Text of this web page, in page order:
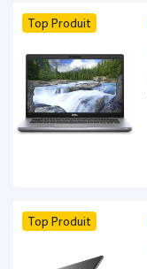
Top Produit
Top Produit